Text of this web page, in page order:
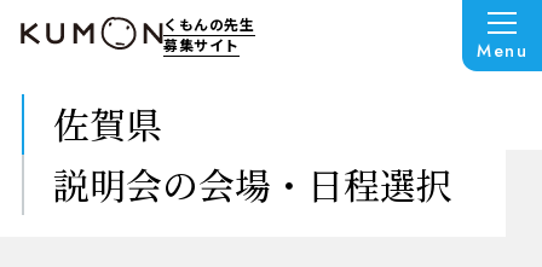
くもんの先生
募集サイト
Menu
佐賀県
説明会の会場・日程選択